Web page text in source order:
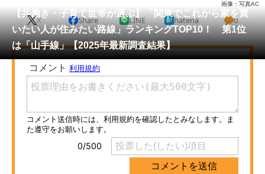
会員記事
メディア
注目記事を集めた総合ページ
ITの今と未来を見通す
スマホと通信の最新トレンド
進化するPCとデバイスの未来
【共働き・子育て世帯が選ぶ】「関東でこれから家を買
いたい人が住みたい路線」ランキングTOP10！ 第1位
は「山手線」【2025年最新調査結果】
画像：写真AC
X Share LINE hatena 0